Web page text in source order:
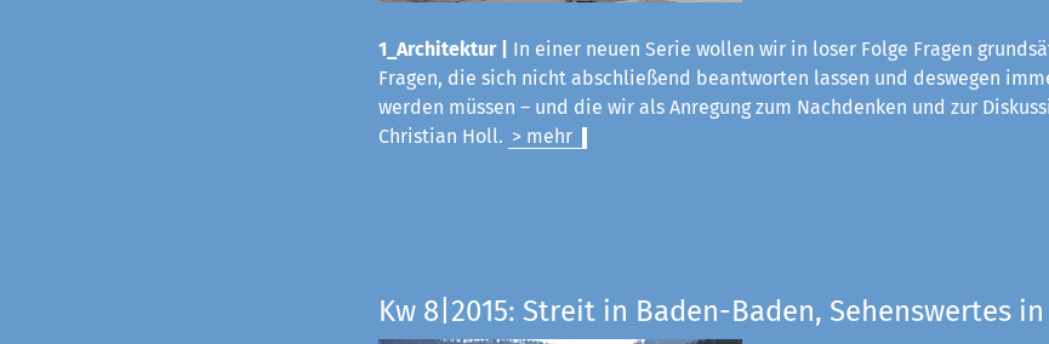
1_Architektur |
In einer neuen Serie wollen wir in loser Folge Fragen
Fragen, die sich nicht abschließend beantworten lassen und deswegen
werden müssen – und die wir als Anregung zum Nachdenken und zur
Christian Holl. > mehr
Kw 8|2015: Streit in Baden-Baden, Sehenswertes